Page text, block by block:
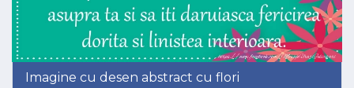
Imagine cu desen abstract cu flori